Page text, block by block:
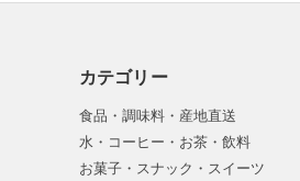
カテゴリー
食品・調味料・産地直送
水・コーヒー・お茶・飲料
お菓子・スナック・スイーツ